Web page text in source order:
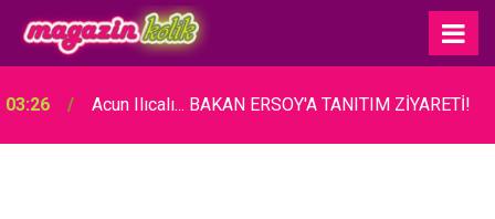
03:26 Acun Ilıcalı... BAKAN ERSOY'A TANITIM ZİYARETİ!
03:16
Devrim Özkan... ACI GÜNÜ! HABERİ BASIN
TOPLANTISINDA VERDİ!